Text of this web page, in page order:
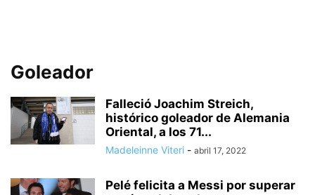
Goleador
Falleció Joachim Streich,
histórico goleador de Alemania
Oriental, a los 71...
Madeleinne Viteri - abril 17, 2022
Pelé felicita a Messi por superar